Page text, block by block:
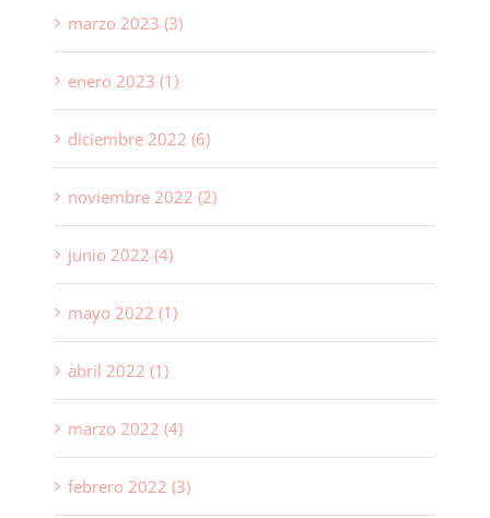
marzo 2023 (3)
enero 2023 (1)
diciembre 2022 (6)
noviembre 2022 (2)
junio 2022 (4)
mayo 2022 (1)
abril 2022 (1)
marzo 2022 (4)
febrero 2022 (3)